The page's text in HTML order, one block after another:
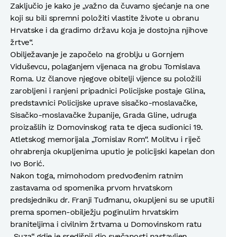
Zaključio je kako je „važno da čuvamo sjećanje na one
koji su bili spremni položiti vlastite živote u obranu
Hrvatske i da gradimo državu koja je dostojna njihove
žrtve“.
Obilježavanje je započelo na groblju u Gornjem
Viduševcu, polaganjem vijenaca na grobu Tomislava
Roma. Uz članove njegove obitelji vijence su položili
zarobljeni i ranjeni pripadnici Policijske postaje Glina,
predstavnici Policijske uprave sisačko-moslavačke,
Sisačko-moslavačke županije, Grada Gline, udruga
proizašlih iz Domovinskog rata te djeca sudionici 19.
Atletskog memorijala „Tomislav Rom“. Molitvu i riječ
ohrabrenja okupljenima uputio je policijski kapelan don
Ivo Borić.
Nakon toga, mimohodom predvođenim ratnim
zastavama od spomenika prvom hrvatskom
predsjedniku dr. Franji Tuđmanu, okupljeni su se uputili
prema spomen-obilježju poginulim hrvatskim
braniteljima i civilnim žrtvama u Domovinskom ratu